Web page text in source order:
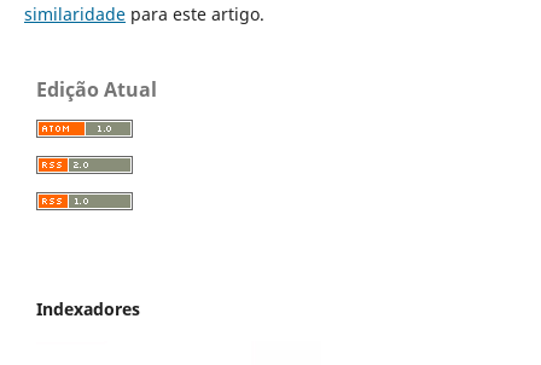
similaridadepara este artigo.
Edição Atual
Indexadores